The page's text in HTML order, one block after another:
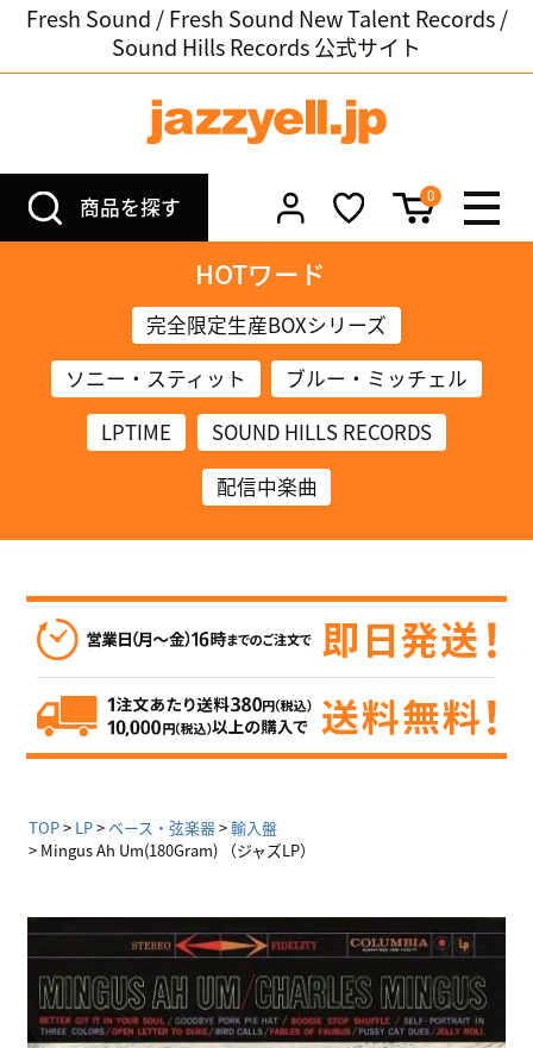
Fresh Sound / Fresh Sound New Talent Records /
Sound Hills Records 公式サイト
商品を探す 0
HOTワード
完全限定生産BOXシリーズ
ソニー・スティット
ブルー・ミッチェル
LPTIME
SOUND HILLS RECORDS
配信中楽曲
TOP LP ベース・弦楽器
輸入盤
Mingus Ah Um(180Gram) （ジャズLP）